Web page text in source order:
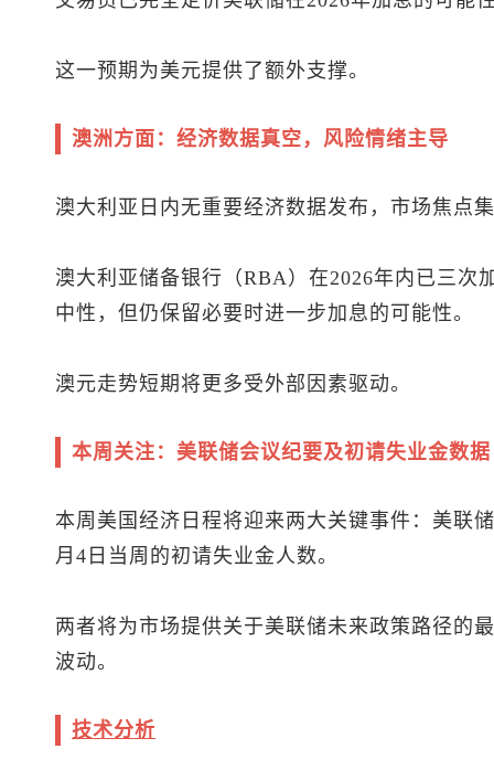
这一预期为美元提供了额外支撑。
澳洲方面：经济数据真空，风险情绪主导
澳大利亚日内无重要经济数据发布，市场焦点
澳大利亚储备银行（RBA）在2026年内已三次
中性，但仍保留必要时进一步加息的可能性。
澳元走势短期将更多受外部因素驱动。
本周关注：美联储会议纪要及初请失业金数据
本周美国经济日程将迎来两大关键事件：美联
月4日当周的初请失业金人数。
两者将为市场提供关于美联储未来政策路径的
波动。
技术分析